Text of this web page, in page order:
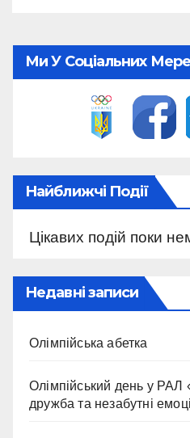
Ми У Соціальних
Найближчі Події
Цікавих подій поки
Недавні записи
Олімпійська абетка
Олімпійський день у РАЛ
дружба та незабутні